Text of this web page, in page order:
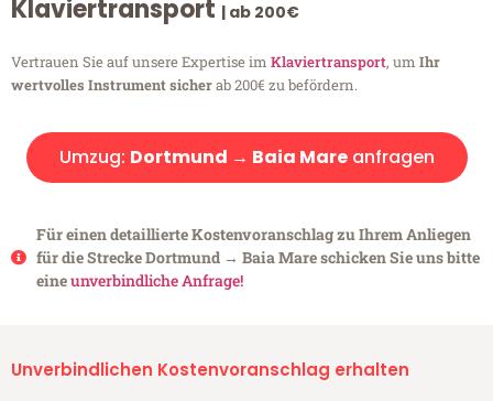
Klaviertransport | ab 200€
Vertrauen Sie auf unsere Expertise im Klaviertransport, um Ihr
wertvolles Instrument sicherab 200€ zu befördern.
Umzug: Dortmund → Baia Mareanfragen
Für einen detaillierte Kostenvoranschlag zu Ihrem Anliegen
für die Strecke Dortmund → Baia Mare schicken Sie uns bitte
eineunverbindliche Anfrage!
Unverbindlichen Kostenvoranschlag erhalten